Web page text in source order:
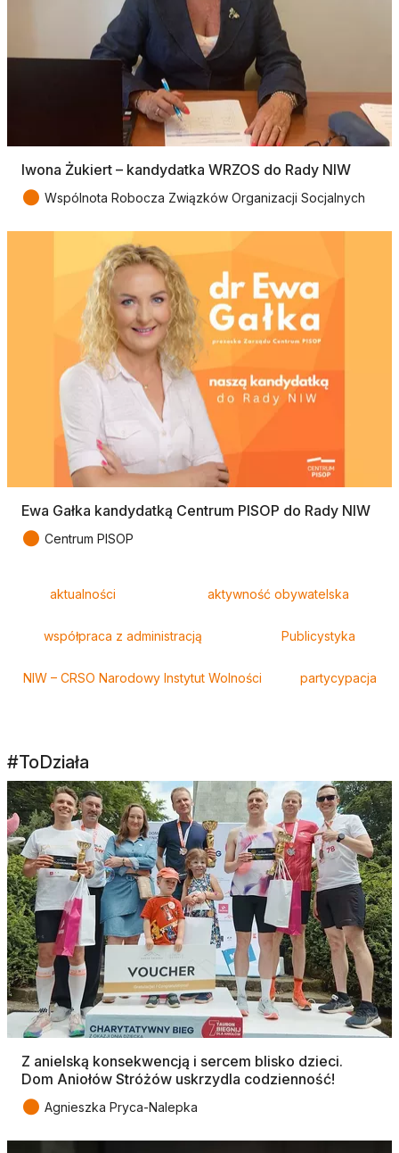
Iwona Żukiert – kandydatka WRZOS do Rady NIW
● Wspólnota Robocza Związków Organizacji Socjalnych
Ewa Gałka kandydatką Centrum PISOP do Rady NIW
● Centrum PISOP
aktualności aktywność obywatelska
współpraca z administracją Publicystyka
NIW – CRSO Narodowy Instytut Wolności partycypacja
#ToDziała
Z anielską konsekwencją i sercem blisko dzieci.
Dom Aniołów Stróżów uskrzydla codzienność!
● Agnieszka Pryca-Nalepka